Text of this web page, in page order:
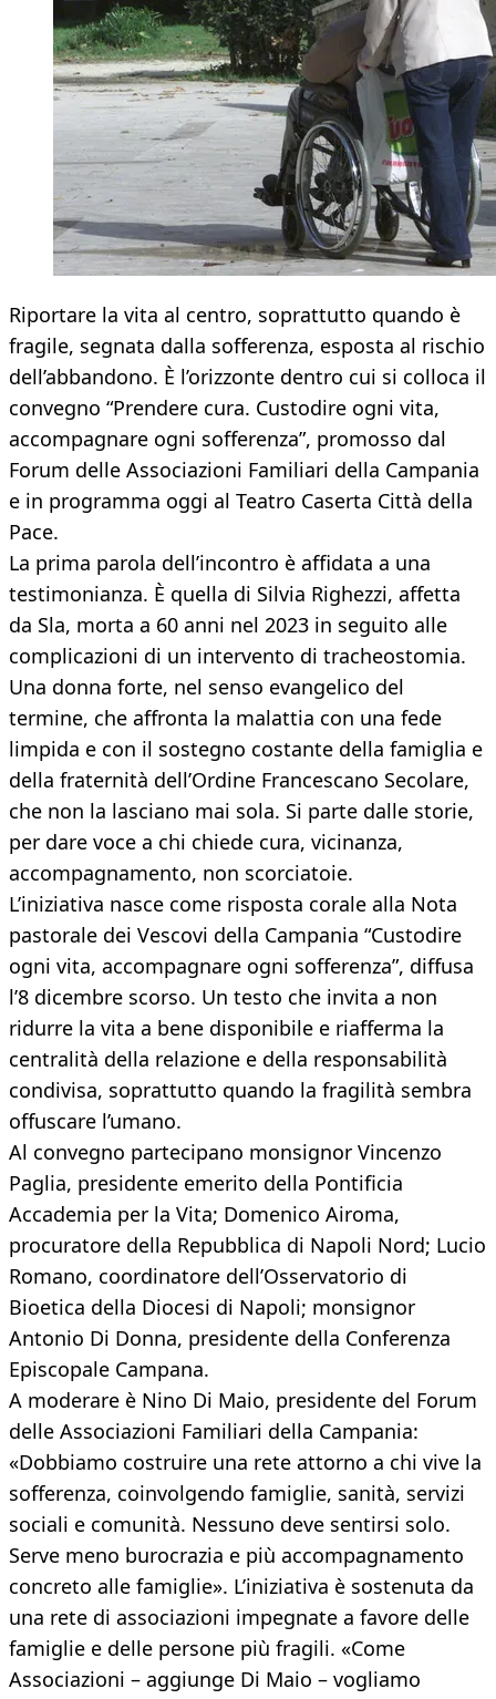
Riportare la vita al centro, soprattutto quando è
fragile, segnata dalla sofferenza, esposta al rischio
dell’abbandono. È l’orizzonte dentro cui si colloca il
convegno “Prendere cura. Custodire ogni vita,
accompagnare ogni sofferenza”, promosso dal
Forum delle Associazioni Familiari della Campania
e in programma oggi al Teatro Caserta Città della
Pace.
La prima parola dell’incontro è affidata a una
testimonianza. È quella di Silvia Righezzi, affetta
da Sla, morta a 60 anni nel 2023 in seguito alle
complicazioni di un intervento di tracheostomia.
Una donna forte, nel senso evangelico del
termine, che affronta la malattia con una fede
limpida e con il sostegno costante della famiglia e
della fraternità dell’Ordine Francescano Secolare,
che non la lasciano mai sola. Si parte dalle storie,
per dare voce a chi chiede cura, vicinanza,
accompagnamento, non scorciatoie.
L’iniziativa nasce come risposta corale alla Nota
pastorale dei Vescovi della Campania “Custodire
ogni vita, accompagnare ogni sofferenza”, diffusa
l’8 dicembre scorso. Un testo che invita a non
ridurre la vita a bene disponibile e riafferma la
centralità della relazione e della responsabilità
condivisa, soprattutto quando la fragilità sembra
offuscare l’umano.
Al convegno partecipano monsignor Vincenzo
Paglia, presidente emerito della Pontificia
Accademia per la Vita; Domenico Airoma,
procuratore della Repubblica di Napoli Nord; Lucio
Romano, coordinatore dell’Osservatorio di
Bioetica della Diocesi di Napoli; monsignor
Antonio Di Donna, presidente della Conferenza
Episcopale Campana.
A moderare è Nino Di Maio, presidente del Forum
delle Associazioni Familiari della Campania:
«Dobbiamo costruire una rete attorno a chi vive la
sofferenza, coinvolgendo famiglie, sanità, servizi
sociali e comunità. Nessuno deve sentirsi solo.
Serve meno burocrazia e più accompagnamento
concreto alle famiglie». L’iniziativa è sostenuta da
una rete di associazioni impegnate a favore delle
famiglie e delle persone più fragili. «Come
Associazioni – aggiunge Di Maio – vogliamo